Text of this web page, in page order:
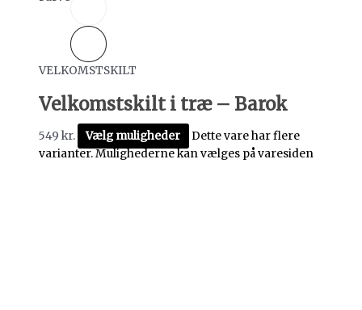
VELKOMSTSKILT
Velkomstskilt i træ – Barok
549 kr. Vælg muligheder
Dette vare har flere
varianter. Mulighederne kan vælges på varesiden